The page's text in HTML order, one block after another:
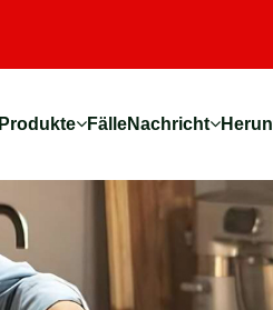
Produkte FälleNachricht